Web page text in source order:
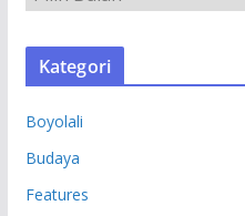
R
S
Kategori
Boyolali
Budaya
Features